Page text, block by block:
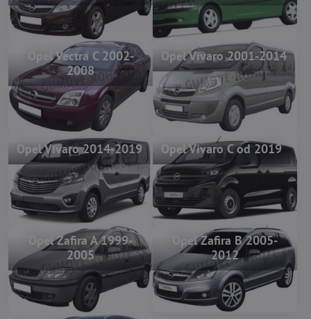
Opel Vectra C 2002-
2008
Opel Vivaro 2001-2014
Opel Vivaro 2014-2019 Opel Vivaro C od 2019
Opel Zafira A 1999-
2005
Opel Zafira B 2005-
2012